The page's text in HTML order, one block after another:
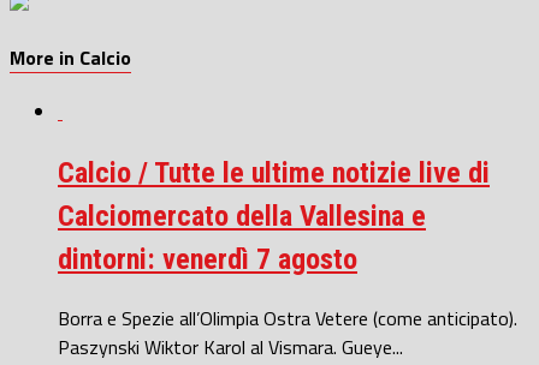
More in Calcio
Calcio / Tutte le ultime notizie live di
Calciomercato della Vallesina e
dintorni: venerdì 7 agosto
Borra e Spezie all’Olimpia Ostra Vetere (come anticipato).
Paszynski Wiktor Karol al Vismara. Gueye...